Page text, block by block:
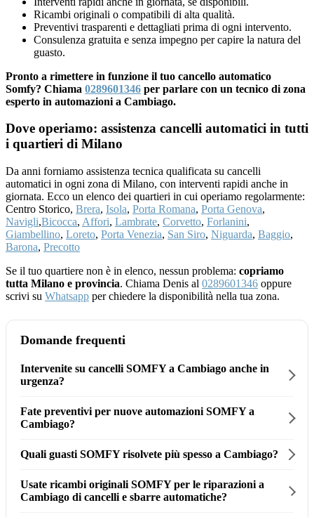
Ricambi originali o compatibili di alta qualità.
Preventivi trasparenti e dettagliati prima di ogni intervento.
Consulenza gratuita e senza impegno per capire la natura del
guasto.
Pronto a rimettere in funzione il tuo cancello automatico
Somfy? Chiama 0289601346 per parlare con un tecnico di zona
esperto in automazioni a Cambiago.
Dove operiamo: assistenza cancelli automatici in tutti
i quartieri di Milano
Da anni forniamo assistenza tecnica qualificata su cancelli
automatici in ogni zona di Milano, con interventi rapidi anche in
giornata. Ecco un elenco dei quartieri in cui operiamo regolarmente:
Centro Storico, Brera, Isola, Porta Romana, Porta Genova,
Navigli,Bicocca, Affori, Lambrate, Corvetto, Forlanini,
Giambellino, Loreto, Porta Venezia, San Siro, Niguarda, Baggio,
Barona, Precotto
Se il tuo quartiere non è in elenco, nessun problema: copriamo
tutta Milano e provincia. Chiama Denis al 0289601346 oppure
scrivi su Whatsapp per chiedere la disponibilità nella tua zona.
Domande frequenti
Intervenite su cancelli SOMFY a Cambiago anche in
urgenza?
Fate preventivi per nuove automazioni SOMFY a
Cambiago?
Quali guasti SOMFY risolvete più spesso a Cambiago?
Usate ricambi originali SOMFY per le riparazioni a
Cambiago di cancelli e sbarre automatiche?